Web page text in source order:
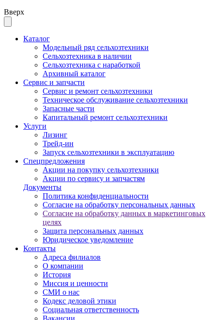
Вверх
Каталог
Модельный ряд сельхозтехники
Сельхозтехника в наличии
Сельхозтехника с наработкой
Архивный каталог
Сервис и запчасти
Сервис и ремонт сельхозтехники
Техническое обслуживание сельхозтехники
Запасные части
Капитальный ремонт сельхозтехники
Услуги
Лизинг
Трейд-ин
Запуск сельхозтехники в эксплуатацию
Спецпредложения
Акции на покупку сельхозтехники
Акции по сервису и запчастям
Документы
Политика конфиденциальности
Согласие на обработку персональных данных
Согласие на обработку данных в маркетинговых
целях
Защита персональных данных
Юридическое уведомление
Контакты
Адреса филиалов
О компании
История
Миссия и ценности
СМИ о нас
Кодекс деловой этики
Социальная ответственность
Вакансии